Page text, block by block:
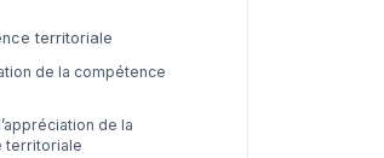
territoriale
de la compétence
de la
territoriale